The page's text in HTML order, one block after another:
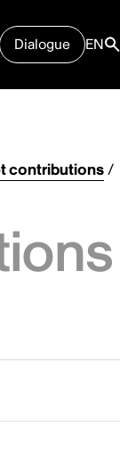
Dialogue EN
contributions/